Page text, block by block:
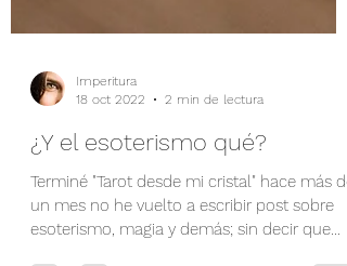
18 oct 2022
2 min de lectura
¿Y el esoterismo qué?
Terminé "Tarot desde mi cristal" hace más de